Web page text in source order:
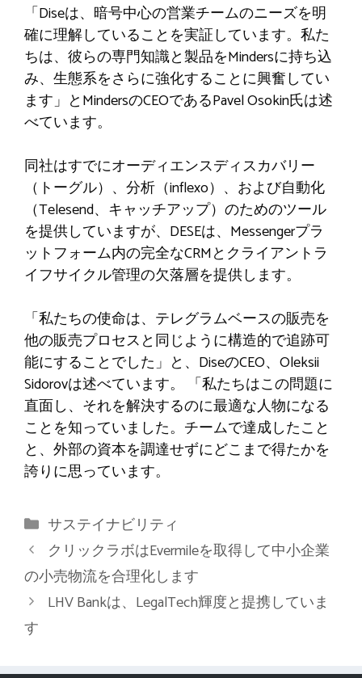
「Diseは、暗号中心の営業チームのニーズを明
確に理解していることを実証しています。私た
ちは、彼らの専門知識と製品をMindersに持ち込
み、生態系をさらに強化することに興奮してい
ます」とMindersのCEOであるPavel Osokin氏は述
べています。
同社はすでにオーディエンスディスカバリー
（トーグル）、分析（inflexo）、および自動化
（Telesend、キャッチアップ）のためのツール
を提供していますが、DESEは、Messengerプラ
ットフォーム内の完全なCRMとクライアントラ
イフサイクル管理の欠落層を提供します。
「私たちの使命は、テレグラムベースの販売を
他の販売プロセスと同じように構造的で追跡可
能にすることでした」と、DiseのCEO、Oleksii
Sidorovは述べています。 「私たちはこの問題に
直面し、それを解決するのに最適な人物になる
ことを知っていました。チームで達成したこと
と、外部の資本を調達せずにどこまで得たかを
誇りに思っています。
カ
テ
ゴ
リ
ー
サステイナビリティ
クリックラボはEvermileを取得して中小企業
の小売物流を合理化します
LHV Bankは、LegalTech輝度と提携していま
す